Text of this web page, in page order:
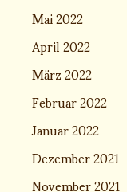
Mai 2022
April 2022
März 2022
Februar 2022
Januar 2022
Dezember 2021